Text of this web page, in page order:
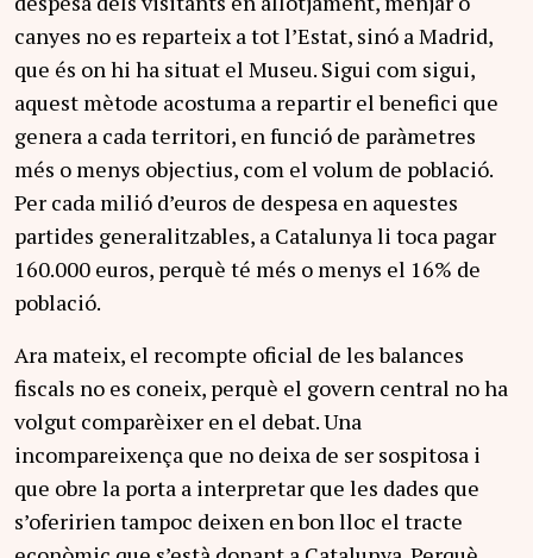
canyes no es reparteix a tot l’Estat, sinó a Madrid,
que és on hi ha situat el Museu. Sigui com sigui,
aquest mètode acostuma a repartir el benefici que
genera a cada territori, en funció de paràmetres
més o menys objectius, com el volum de població.
Per cada milió d’euros de despesa en aquestes
partides generalitzables, a Catalunya li toca pagar
160.000 euros, perquè té més o menys el 16% de
població.
Ara mateix, el recompte oficial de les balances
fiscals no es coneix, perquè el govern central no ha
volgut comparèixer en el debat. Una
incompareixença que no deixa de ser sospitosa i
que obre la porta a interpretar que les dades que
s’oferirien tampoc deixen en bon lloc el tracte